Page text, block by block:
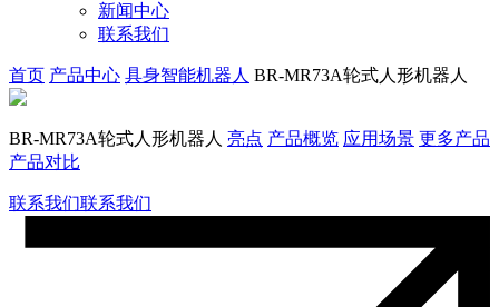
新闻中心
联系我们
首页 产品中心 具身智能机器人 BR-MR73A轮式人形机器人
BR-MR73A轮式人形机器人 亮点 产品概览 应用场景 更多产品
产品对比
联系我们联系我们